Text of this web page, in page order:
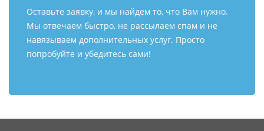
Оставьте заявку, и мы найдем то, что Вам нужно.
Мы отвечаем быстро, не рассылаем спам и не
навязываем дополнительных услуг. Просто
попробуйте и убедитесь сами!